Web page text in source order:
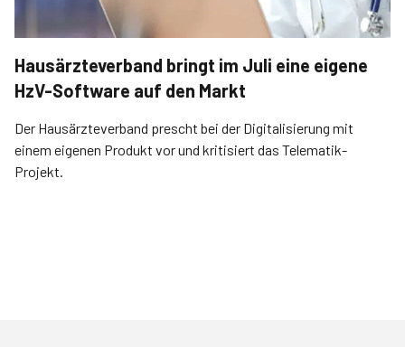
Hausärzteverband bringt im Juli eine eigene
HzV-Software auf den Markt
Der Hausärzteverband prescht bei der Digitalisierung mit
einem eigenen Produkt vor und kritisiert das Telematik-
Projekt.